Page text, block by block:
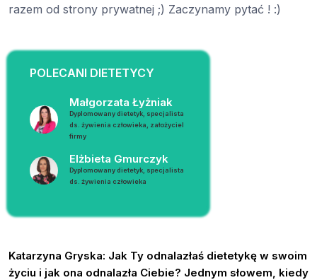
razem od strony prywatnej ;) Zaczynamy pytać ! :)
POLECANI DIETETYCY
Małgorzata Łyżniak
Dyplomowany dietetyk, specjalista
ds. żywienia człowieka, założyciel
firmy
Elżbieta Gmurczyk
Dyplomowany dietetyk, specjalista
ds. żywienia człowieka
Katarzyna Gryska: Jak Ty odnalazłaś dietetykę w swoim
życiu i jak ona odnalazła Ciebie? Jednym słowem, kiedy